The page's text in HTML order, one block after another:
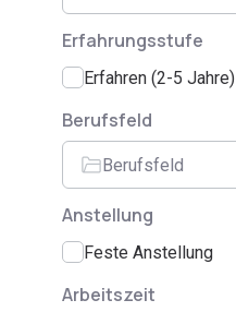
Erfahrungsstufe
Erfahren (2-5 Jahre)
Berufsfeld
Berufsfeld
Anstellung
Feste Anstellung
Arbeitszeit